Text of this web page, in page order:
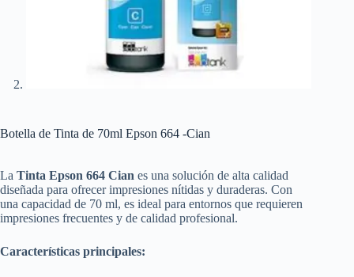
Botella de Tinta de 70ml Epson 664 -Cian
La Tinta Epson 664 Cian es una solución de alta calidad
diseñada para ofrecer impresiones nítidas y duraderas. Con
una capacidad de 70 ml, es ideal para entornos que requieren
impresiones frecuentes y de calidad profesional.
Características principales: